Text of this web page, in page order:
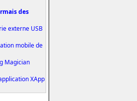
des
externe USB
mobile de
Magician
XApp